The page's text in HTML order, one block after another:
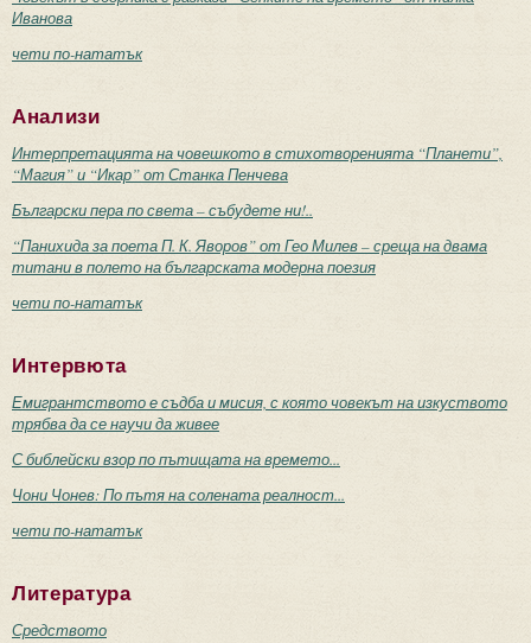
Иванова
чети по-нататък
Анализи
Интерпретацията на човешкото в стихотворенията “Планети”,
“Магия” и “Икар” от Станка Пенчева
Български пера по света – събудете ни!..
“Панихида за поета П. К. Яворов” от Гео Милев – среща на двама
титани в полето на българската модерна поезия
чети по-нататък
Интервюта
Емигрантството е съдба и мисия, с която човекът на изкуството
трябва да се научи да живее
С библейски взор по пътищата на времето...
Чони Чонев: По пътя на солената реалност...
чети по-нататък
Литература
Средството